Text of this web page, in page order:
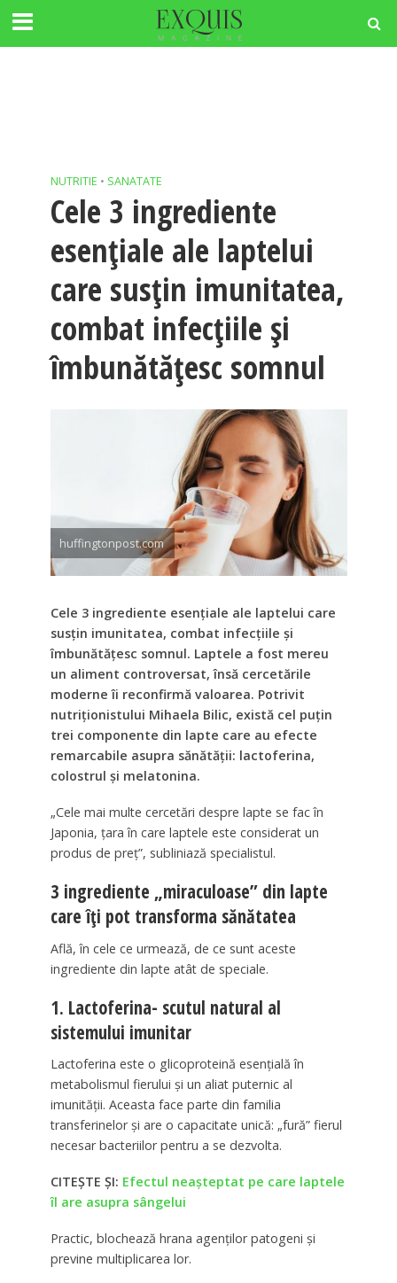
NUTRITIE • SANATATE
Cele 3 ingrediente
esențiale ale laptelui
care susțin imunitatea,
combat infecțiile și
îmbunătățesc somnul
huffingtonpost.com
Cele 3 ingrediente esențiale ale laptelui care
susțin imunitatea, combat infecțiile și
îmbunătățesc somnul. Laptele a fost mereu
un aliment controversat, însă cercetările
moderne îi reconfirmă valoarea. Potrivit
nutriționistului Mihaela Bilic, există cel puțin
trei componente din lapte care au efecte
remarcabile asupra sănătății: lactoferina,
colostrul și melatonina.
„Cele mai multe cercetări despre lapte se fac în
Japonia, țara în care laptele este considerat un
produs de preț”, subliniază specialistul.
3 ingrediente „miraculoase” din lapte
care îți pot transforma sănătatea
Află, în cele ce urmează, de ce sunt aceste
ingrediente din lapte atât de speciale.
1. Lactoferina- scutul natural al
sistemului imunitar
Lactoferina este o glicoproteină esențială în
metabolismul fierului și un aliat puternic al
imunității. Aceasta face parte din familia
transferinelor și are o capacitate unică: „fură” fierul
necesar bacteriilor pentru a se dezvolta.
CITEȘTE ȘI: Efectul neașteptat pe care laptele
îl are asupra sângelui
Practic, blochează hrana agenților patogeni și
previne multiplicarea lor.